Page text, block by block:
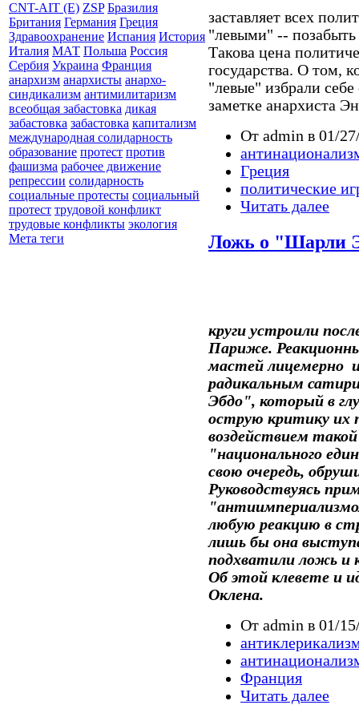
CNT-AIT (E) ZSP Бразилия
Британия Германия Греция
Здравоохранение Испания История
Италия МАТ Польша Россия
Сербия Украина Франция
анархизм анархисты анархо-
синдикализм антимилитаризм
всеобщая забастовка дикая
забастовка забастовка капитализм
международная солидарность
образование протест против
фашизма рабочее движение
репрессии солидарность
социальные протесты социальный
протест трудовой конфликт
трудовые конфликты экология
Мета теги
заставляет всех
"левыми" --
Такова цена
государства. О том,
"левые" избрали
заметке анархиста
От admin в 01/
Греция
политические
Читать далее
Ложь о "Шарли
круги устроили
Париже.
мастей лицемерно
радикальным
Эбдо", который в
острую критику их
воздействием
"национального
свою очередь,
Руководствуясь
любую реакцию в
лишь бы она
подхватили ложь и
Об этой клевете и
Оклена.
От admin в 01/
Франция
Читать далее